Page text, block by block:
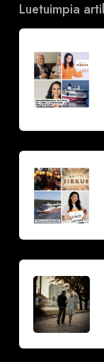
Luetuimpia